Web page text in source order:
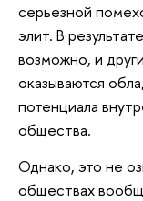
серьезной
элит. В
возможно, и
оказываются
потенциала
общества.
Однако, это не
обществах